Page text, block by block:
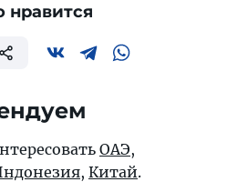
нравится
ОАЭ,
, Китай.